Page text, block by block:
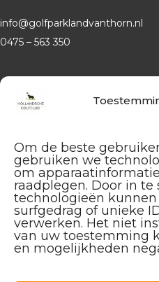
Om de beste
gebruiken we
om
raadplegen. Door in
technologieën
surfgedrag of unieke
verwerken. Het niet
van uw toestemming
en mogelijkheden
info@golfparklandvanthorn.nl
0475 – 563 350
Website
Vragen aan deGolfschool
over Golfstart, Themalessen, etc.
Vragen aanSales & Events
085 – 44 44 455